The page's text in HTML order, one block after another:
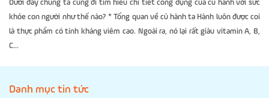
Dưới đây chúng ta cùng đi tìm hiểu chi tiết công dụng của củ hành với sức
khỏe con người như thế nào? * Tổng quan về củ hành ta Hành luôn được coi
là thực phẩm có tính kháng viêm cao. Ngoài ra, nó lại rất giàu vitamin A, B,
C...
Danh mục tin tức